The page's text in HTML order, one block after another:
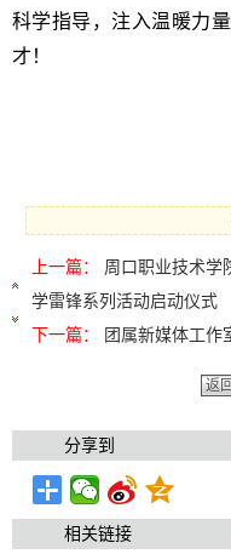
科学指导，注入温暖力
才！
上一篇：
周口职业技术学
学雷锋系列活动启动仪式
下一篇：
团属新媒体工作
返
分享到
相关链接